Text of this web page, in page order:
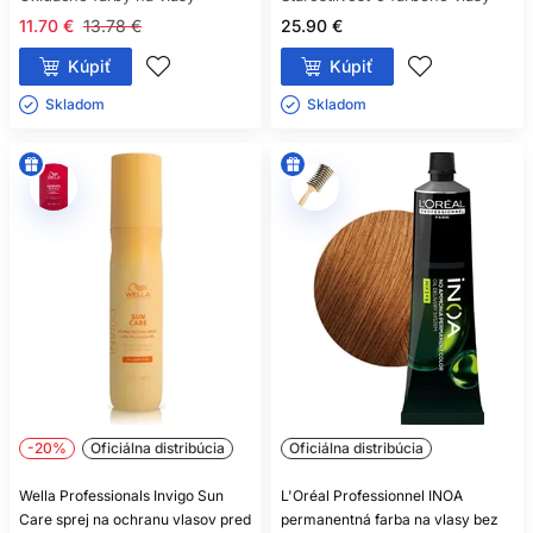
styling podľa požadovaného výsledku účesu.
13.78 €
11.70 €
Kúpiť
Skladom ㅤ
25.90 €
Kúpiť
Skladom ㅤ
-20% Oficiálna distribúcia
Wella Professionals Invigo Sun
Care sprej na ochranu vlasov pred
Oficiálna distribúcia
L'Oréal Professionnel INOA
permanentná farba na vlasy bez